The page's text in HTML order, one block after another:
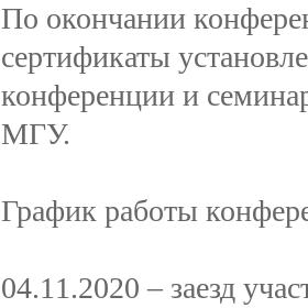
По окончании
сертификаты
конференции и
МГУ.
График работы
04.11.2020 – заезд